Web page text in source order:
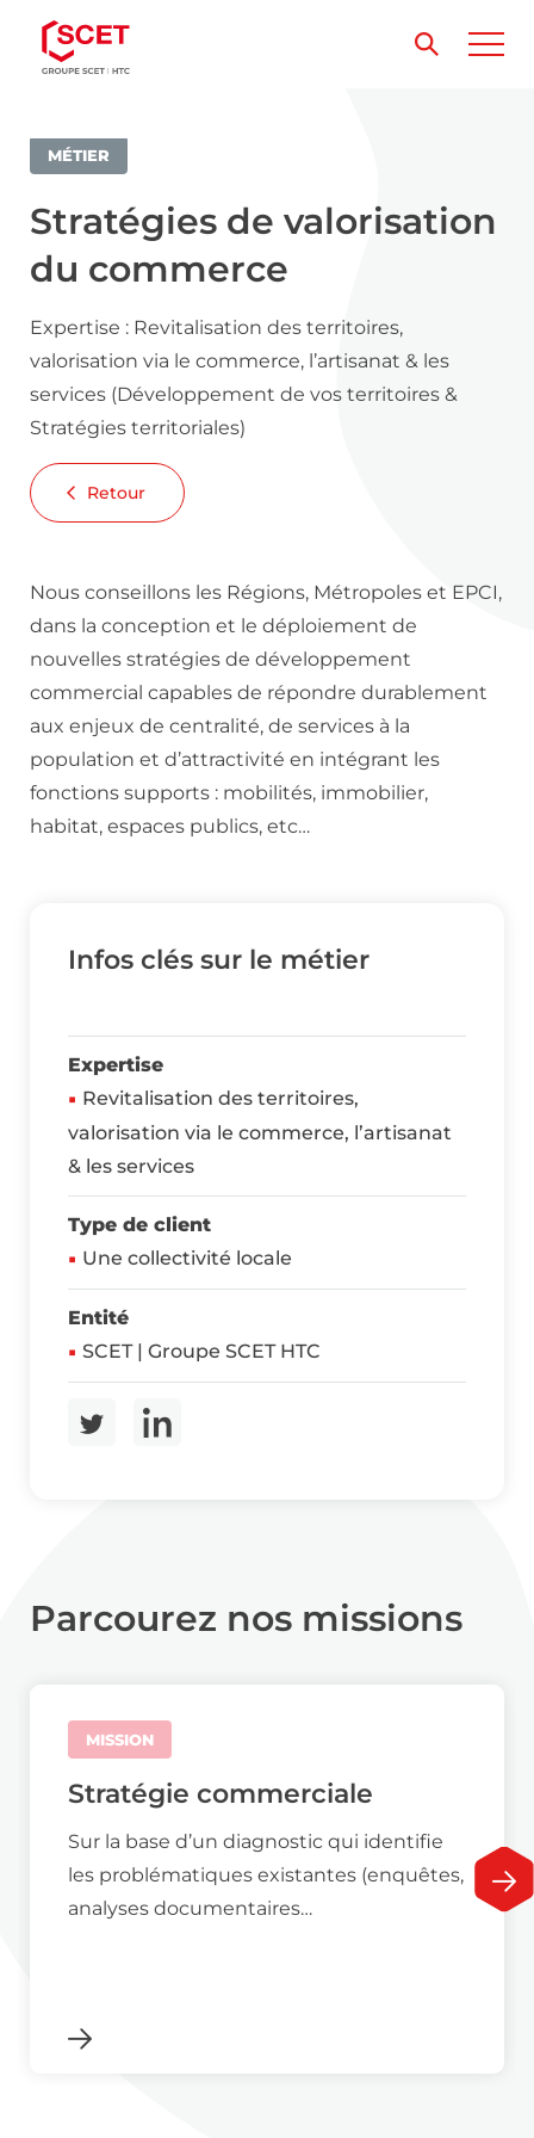
MÉTIER
Stratégies de valorisation
du commerce
Expertise : Revitalisation des territoires,
valorisation via le commerce, l’artisanat & les
services (Développement de vos territoires &
Stratégies territoriales)
Retour
Nous conseillons les Régions, Métropoles et EPCI,
dans la conception et le déploiement de
nouvelles stratégies de développement
commercial capables de répondre durablement
aux enjeux de centralité, de services à la
population et d’attractivité en intégrant les
fonctions supports : mobilités, immobilier,
habitat, espaces publics, etc…
Infos clés sur le métier
Expertise
Revitalisation des territoires,
valorisation via le commerce, l’artisanat
& les services
Type de client
Une collectivité locale
Entité
SCET | Groupe SCET HTC
Parcourez nos missions
MISSION
Stratégie commerciale
Sur la base d’un diagnostic qui identifie
les problématiques existantes (enquêtes,
analyses documentaires…